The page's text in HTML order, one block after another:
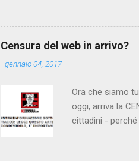
state punite e
Censura del web in arrivo?
-gennaio 04, 2017
Ora che siamo
oggi, arriva la
cittadini -
AGCM (da non